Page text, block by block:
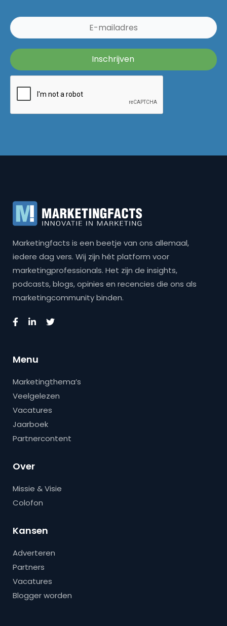
Marketingfacts is een beetje van ons allemaal,
iedere dag vers. Wij zijn hét platform voor
marketingprofessionals. Het zijn de insights,
podcasts, blogs, opinies en recencies die ons als
marketingcommunity binden.
Menu
Marketingthema’s
Veelgelezen
Vacatures
Jaarboek
Partnercontent
Over
Missie & Visie
Colofon
Kansen
Adverteren
Partners
Vacatures
Blogger worden